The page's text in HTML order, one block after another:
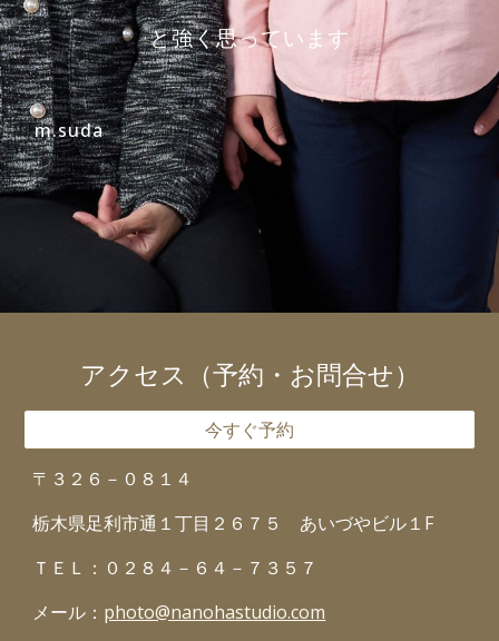
と強く思っています
m.suda
アクセス（予約・お問合せ）
今すぐ予約
〒３２６－０８１４
栃木県足利市通１丁目２６７５ あいづやビル１F
ＴＥＬ：０２８４－６４－７３５７
メール： photo@nanohastudio.com